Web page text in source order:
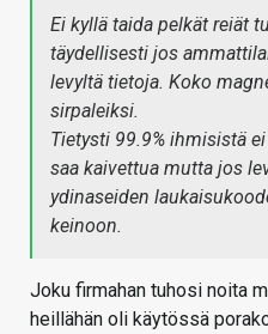
Ei kyllä taida pelkät reiät
täydellisesti jos
levyltä tietoja. Koko
sirpaleiksi.
Tietysti 99.9% ihmisistä
saa kaivettua mutta jos
ydinaseiden
keinoon.
Joku firmahan tuhosi noita
heillähän oli käytössä